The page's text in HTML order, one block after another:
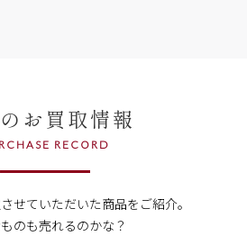
お買取情報
RECORD
せていただいた商品をご紹介。
のも売れるのかな？